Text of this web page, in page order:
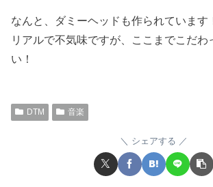
なんと、ダミーヘッドも作られています
リアルで不気味ですが、ここまでこだわ
い！
DTM 音楽
シェアする